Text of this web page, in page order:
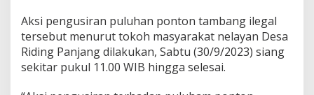
n
y
u
Aksi pengusiran puluhan ponton tambang ilegal
tersebut menurut tokoh masyarakat nelayan Desa
Riding Panjang dilakukan, Sabtu (30/9/2023) siang
sekitar pukul 11.00 WIB hingga selesai.